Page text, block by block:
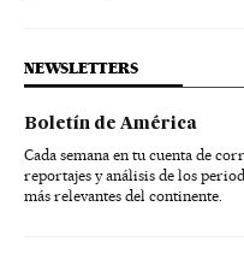
NEWSLETTERS
Boletín de América
Cada semana en tu cuenta de
reportajes y análisis de los
más relevantes del continente.